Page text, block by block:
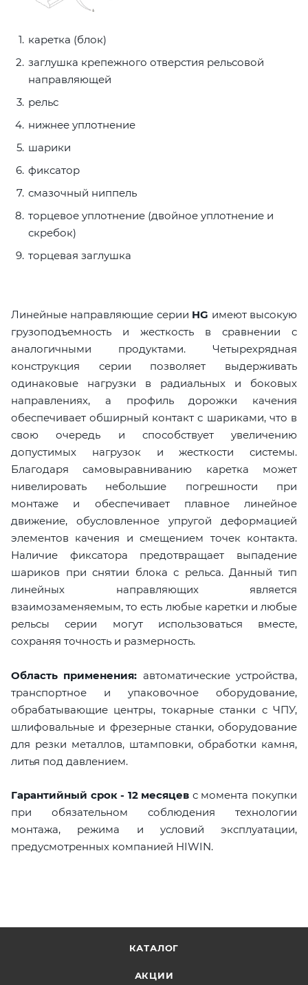
каретка (блок)
заглушка крепежного отверстия рельсовой
направляющей
рельс
нижнее уплотнение
шарики
фиксатор
смазочный ниппель
торцевое уплотнение (двойное уплотнение и
скребок)
торцевая заглушка
Линейные направляющие серии HG имеют высокую
грузоподъемность и жесткость в сравнении с
аналогичными продуктами. Четырехрядная
конструкция серии позволяет выдерживать
одинаковые нагрузки в радиальных и боковых
направлениях, а профиль дорожки качения
обеспечивает обширный контакт с шариками, что в
свою очередь и способствует увеличению
допустимых нагрузок и жесткости системы.
Благодаря самовыравниванию каретка может
нивелировать небольшие погрешности при
монтаже и обеспечивает плавное линейное
движение, обусловленное упругой деформацией
элементов качения и смещением точек контакта.
Наличие фиксатора предотвращает выпадение
шариков при снятии блока с рельса. Данный тип
линейных направляющих является
взаимозаменяемым, то есть любые каретки и любые
рельсы серии могут использоваться вместе,
сохраняя точность и размерность.
Область применения: автоматические устройства,
транспортное и упаковочное оборудование,
обрабатывающие центры, токарные станки с ЧПУ,
шлифовальные и фрезерные станки, оборудование
для резки металлов, штамповки, обработки камня,
литья под давлением.
Гарантийный срок - 12 месяцев с момента покупки
при обязательном соблюдения технологии
монтажа, режима и условий эксплуатации,
предусмотренных компанией HIWIN.
КАТАЛОГ
АКЦИИ